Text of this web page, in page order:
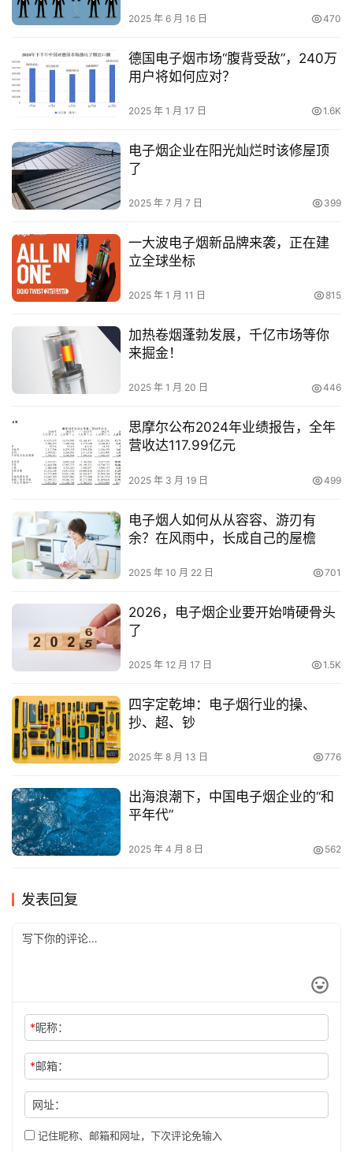
2025 年 6 月 16 日 470
德国电子烟市场“腹背受敌”，240万
用户将如何应对？
2025 年 1 月 17 日 1.6K
电子烟企业在阳光灿烂时该修屋顶
了
2025 年 7 月 7 日 399
一大波电子烟新品牌来袭，正在建
立全球坐标
2025 年 1 月 11 日 815
加热卷烟蓬勃发展，千亿市场等你
来掘金！
2025 年 1 月 20 日 446
思摩尔公布2024年业绩报告，全年
营收达117.99亿元
2025 年 3 月 19 日 499
电子烟人如何从从容容、游刃有
余？在风雨中，长成自己的屋檐
2025 年 10 月 22 日 701
2026，电子烟企业要开始啃硬骨头
了
2025 年 12 月 17 日 1.5K
四字定乾坤：电子烟行业的操、
抄、超、钞
2025 年 8 月 13 日 776
出海浪潮下，中国电子烟企业的“和
平年代”
2025 年 4 月 8 日 562
发表回复
*昵称：
*邮箱：
网址：
记住昵称、邮箱和网址，下次评论免输入